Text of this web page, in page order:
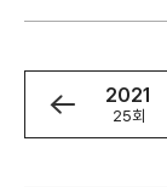
2022
26회
2021
25회